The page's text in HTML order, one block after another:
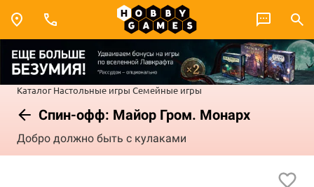
Каталог Настольные игры Семейные игры
Спин-офф: Майор Гром. Монарх
Добро должно быть с кулаками